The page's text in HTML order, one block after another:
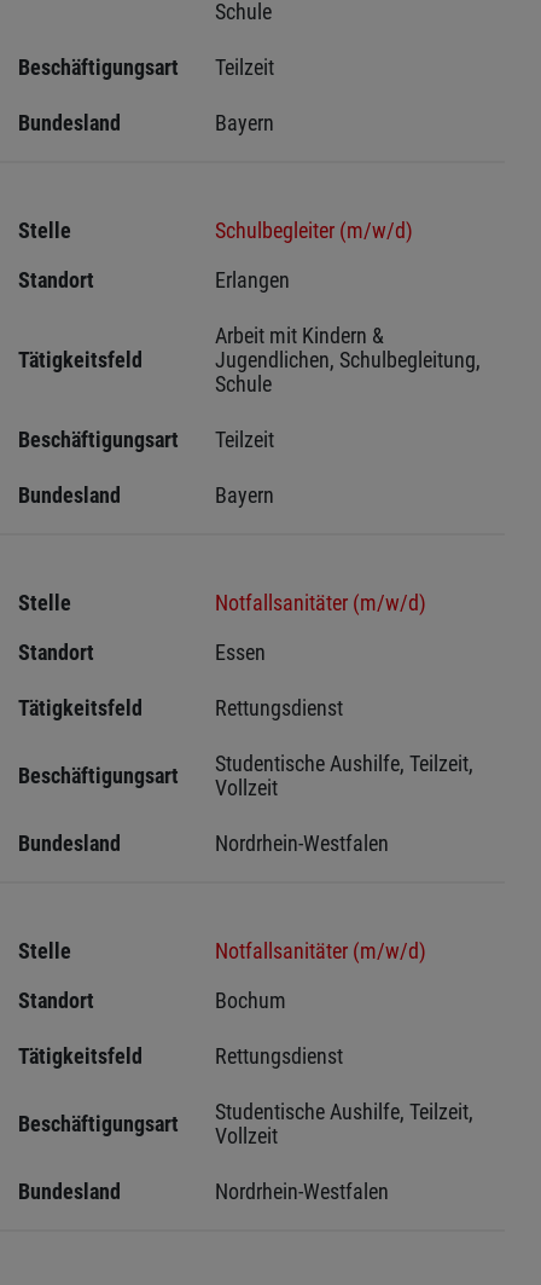
Schule
Beschäftigungsart Teilzeit
Bundesland Bayern
Stelle
Schulbegleiter (m/w/d)
Standort
Erlangen
Tätigkeitsfeld
Arbeit mit Kindern &
Jugendlichen, Schulbegleitung,
Schule
Beschäftigungsart Teilzeit
Bundesland Bayern
Stelle
Notfallsanitäter (m/w/d)
Standort
Essen
Tätigkeitsfeld Rettungsdienst
Beschäftigungsart
Studentische Aushilfe, Teilzeit,
Vollzeit
Bundesland Nordrhein-Westfalen
Stelle
Notfallsanitäter (m/w/d)
Standort
Bochum
Tätigkeitsfeld Rettungsdienst
Beschäftigungsart
Studentische Aushilfe, Teilzeit,
Vollzeit
Bundesland Nordrhein-Westfalen